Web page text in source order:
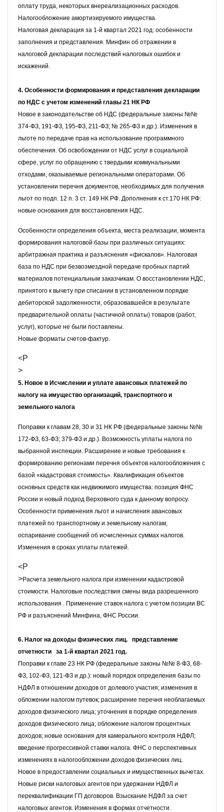
оплату труда, некоторых внереализационных расходов.
Налогообложение амортизируемого имущества.
Налоговая декларация за 1-й квартал 2021 год: особенности
заполнения и представления. Минфин об отражении в
налоговой декларации последствий налоговых ошибок и
искажений.
4. Особенности формирования и представления декларации
по НДС с учетом изменений главы 21 НК РФ
Новое в законодательстве об НДС (федеральные законы №№
374-ФЗ, 191-ФЗ, 195-ФЗ, 211-ФЗ; № 265-ФЗ и др.). Изменения в
льготе по передаче прав на использование программного
обеспечения. Об освобождении от НДС услуг в социальной
сфере, услуг по обращению с твердыми коммунальными
отходами, оказываемые региональными операторами. Об
установлении перечня документов, необходимых для получения
льгот по подп. 12 п. 3 ст. 149 НК РФ. Дополнения к ст.170 НК РФ:
новые основания для восстановления НДС.
Особенности определения объекта, места реализации, момента
формирования налоговой базы при различных ситуациях:
арбитражная практика и разъяснения «фискалов». Налоговая
база по НДС при безвозмездной передаче пробных партий
материалов потенциальным заказчикам. О восстановлении НДС,
принятого к вычету при списании в установленном порядке
дебиторской задолженности, образовавшейся в результате
предварительной оплаты (частичной оплаты) товаров (работ,
услуг), которые не были поставлены.
Новые форматы счетов-фактур.
<P
>
5. Новое в Исчислении и уплате авансовых платежей по
налогу на имущество организаций, транспортного и
земельного налога
Поправки к главам 28, 30 и 31 НК РФ (федеральные законы №№
172-ФЗ, 63-ФЗ; 379-ФЗ и др.). Возможность уплаты налога по
выбранной инспекции. Расширение и новые требования к
формированию регионами перечня объектов налогообложения с
базой «кадастровая стоимость». Квалификация объектов
основных средств как недвижимого имущества: позиция ФНС
России и новый подход Верховного суда к данному вопросу.
Особенности применения льгот и начисления авансовых
платежей по транспортному и земельному налогам
оспаривание сообщений об исчисленных суммах налогов.
Изменения в сроках уплаты платежей.
<P
>Расчета земельного налога при изменении кадастровой
стоимости. Налоговые последствия смены вида разрешенного
использования . Применение ставок налога с учетом позиции ВС
РФ и разъяснений Минфина, ФНС России.
6. Налог на доходы физических лиц. представление
отчетности за 1-й квартал 2021 год.
Поправки к главе 23 НК РФ (федеральные законы №№ 8-ФЗ, 68-
ФЗ, 102-ФЗ, 121-ФЗ и др.): новый порядок определения базы по
НДФЛ в отношении доходов от долевого участия; изменения в
обложении налогом путевок; расширение перечня необлагаемых
доходов физического лица; уточнения в порядке определения
доходов физического лица; обложение налогом процентных
доходов; новые основания для камерального контроля НДФЛ;
введение прогрессивной ставки налога. ФНС о перспективных
изменениях в налогообложении доходов физических лиц.
Новое в предоставлении социальных и имущественных вычетах.
Новые риски налоговых агентов при удержании НДФЛ и
переквалификации ГП договоров. Взыскание НДФЛ за счет
налоговых агентов. Изменения в формах отчетности.